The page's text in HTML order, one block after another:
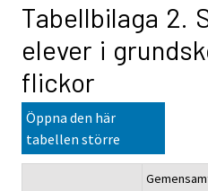
Tabellbilaga 2.
elever i
flickor
Öppna den här
tabellen större